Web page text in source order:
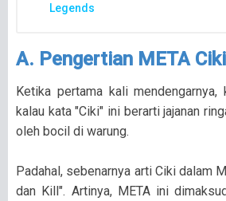
Legends
A. Pengertian META Ciki
Ketika pertama kali
kalau kata "Ciki" ini berarti jajanan
oleh bocil di warung.
Padahal, sebenarnya arti Ciki dalam
dan Kill". Artinya, META ini